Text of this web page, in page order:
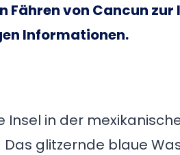
von Cancun zur
Informationen.
in der
glitzernde blaue